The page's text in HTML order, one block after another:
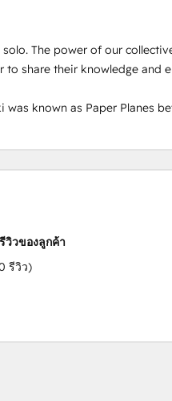
solo. The power of our
to share their knowledge and
was known as Paper Planes
วิวของลูกค้า
รีวิว)